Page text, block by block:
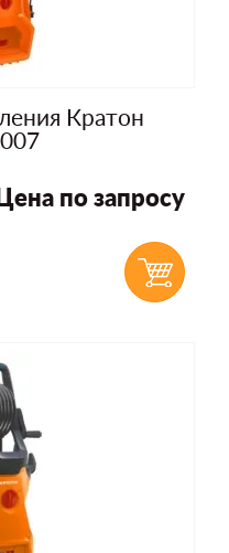
Кратон
по запросу